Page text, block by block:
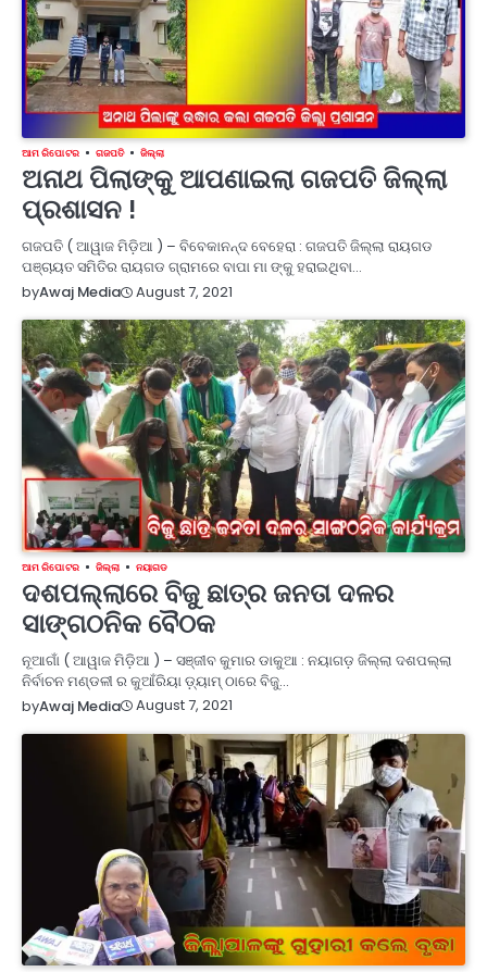
ଆମ ରିପୋଟର ଗଜପତି ଜିଲ୍ଲା
ଅନାଥ ପିଲାଙ୍କୁ ଆପଣାଇଲା ଗଜପତି ଜିଲ୍ଲା
ପ୍ରଶାସନ !
ଗଜପତି ( ଆୱାଜ ମିଡ଼ିଆ ) – ବିବେକାନନ୍ଦ ବେହେରା : ଗଜପତି ଜିଲ୍ଲା ରାୟଗଡ
ପଞ୍ଚାୟତ ସମିତିର ରାୟଗଡ ଗ୍ରାମରେ ବାପା ମା ଙ୍କୁ ହରାଇଥିବା…
byAwaj Media August 7, 2021
ଆମ ରିପୋଟର ଜିଲ୍ଲା ନୟାଗଡ
ଦଶପଲ୍ଲାରେ ବିଜୁ ଛାତ୍ର ଜନତା ଦଳର
ସାଙ୍ଗଠନିକ ବୈଠକ
ନୂଆଗାଁ ( ଆୱାଜ ମିଡ଼ିଆ ) – ସଞ୍ଜୀବ କୁମାର ଡାକୁଆ : ନୟାଗଡ଼ ଜିଲ୍ଲା ଦଶପଲ୍ଲା
ନିର୍ବାଚନ ମଣ୍ଡଳୀ ର କୁଆଁରିୟା ଡ଼୍ୟାମ୍ ଠାରେ ବିଜୁ…
byAwaj Media August 7, 2021